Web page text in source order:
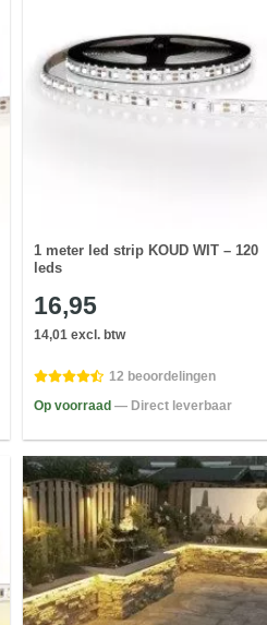
1 meter led strip KOUD WIT – 120
leds
16,95
14,01 excl. btw
12 beoordelingen
Op voorraad — Direct leverbaar